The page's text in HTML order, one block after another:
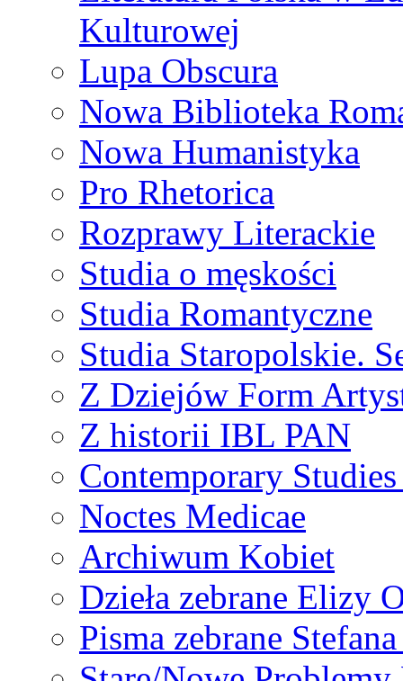
Kulturowej
Lupa Obscura
Nowa Biblioteka
Nowa Humanistyka
Pro Rhetorica
Rozprawy Literackie
Studia o męskości
Studia Romantyczne
Studia Staropolskie.
Z Dziejów Form
Z historii IBL PAN
Contemporary
Noctes Medicae
Archiwum Kobiet
Dzieła zebrane Elizy
Pisma zebrane